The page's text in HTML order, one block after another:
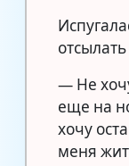
— Не
еще на
хочу
меня